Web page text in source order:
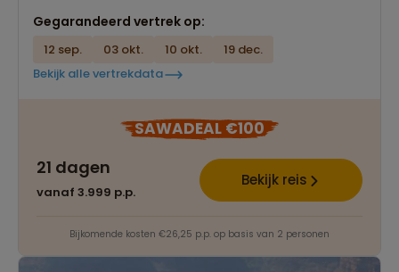
Gegarandeerd vertrek op:
12 sep. 03 okt. 10 okt.
19 dec.
Bekijk alle vertrekdata
SAWADEAL €100
21 dagen
vanaf 3.999 p.p.
Bekijk reis
Bijkomende kosten €26,25 p.p. op basis van 2 personen